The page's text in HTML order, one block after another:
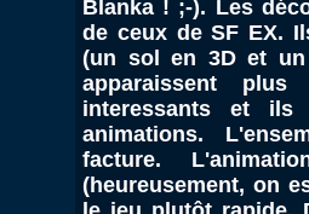
Blanka ! ;-). Les
de ceux de SF EX.
(un sol en 3D et
apparaissent
interessants et ils
animations.
facture.
(heureusement, on